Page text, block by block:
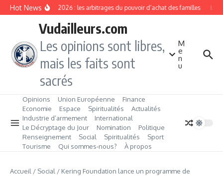
Aller au contenu
Hot NewsRentrée 2026 : les arbitrages du pouvoir d’achat des familles
Vudailleurs.com
Les opinions sont libres,
mais les faits sont
sacrés
M
e
n
u
Opinions Union Européenne
Finance
Economie
Espace Spiritualités
Actualités
Industrie d’armement
International
Le Décryptage du Jour
Nomination
Politique
Renseignement
Social Spiritualités
Sport
Tourisme
Qui sommes‑nous? À propos
Accueil / Social / Kering Foundation lance un programme de